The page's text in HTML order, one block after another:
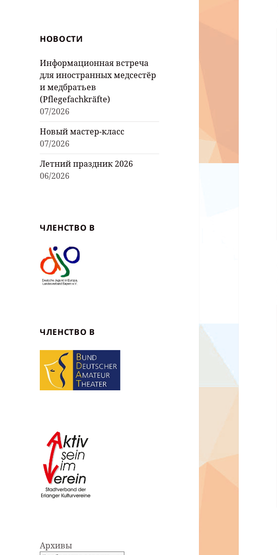
НОВОСТИ
Информационная встреча
для иностранных медсестёр
и медбратьев
(Pflegefachkräfte)
07/2026
Новый мастер-класс
07/2026
Летний праздник 2026
06/2026
ЧЛЕНСТВО В
ЧЛЕНСТВО В
Архивы